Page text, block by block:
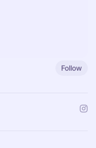
Follow